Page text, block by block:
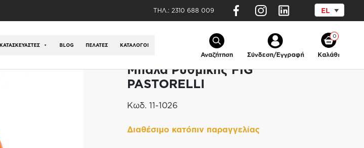
ΤΗΛ.: 2310 688 009 EL
ΚΑΤΑΣΚΕΥΑΣΤΕΣ BLOG ΠΕΛΑΤΕΣ ΚΑΤΆΛΟΓΟΙ
Αναζήτηση Σύνδεση/Εγγραφή
0
Καλάθι
Μπάλα Ρυθμικής FIG
PASTORELLI
Κωδ. 11-1026
Διαθέσιμο κατόπιν παραγγελίας